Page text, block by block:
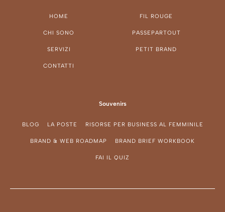
HOME
CHI SONO
SERVIZI
CONTATTI
FIL ROUGE
PASSEPARTOUT
PETIT BRAND
Souvenirs
BLOG LA POSTE RISORSE PER BUSINESS AL FEMMINILE
BRAND & WEB ROADMAP BRAND BRIEF WORKBOOK
FAI IL QUIZ